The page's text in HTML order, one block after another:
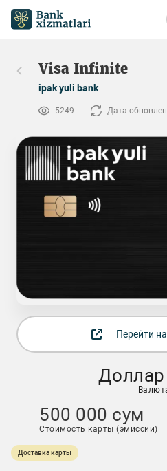
Visa Infinite
ipak yuli bank
5249 Дата
Перейти
500 000 сум
Стоимость карты (эмиссии)
Доставка карты